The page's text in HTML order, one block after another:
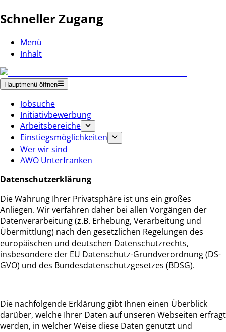
Schneller Zugang
Menü
Inhalt
Hauptmenü öffnen
Jobsuche
Initiativbewerbung
Arbeitsbereiche
Einstiegsmöglichkeiten
Wer wir sind
AWO Unterfranken
Datenschutzerklärung
Die Wahrung Ihrer Privatsphäre ist uns ein großes
Anliegen. Wir verfahren daher bei allen Vorgängen der
Datenverarbeitung (z.B. Erhebung, Verarbeitung und
Übermittlung) nach den gesetzlichen Regelungen des
europäischen und deutschen Datenschutzrechts,
insbesondere der EU Datenschutz-Grundverordnung (DS-
GVO) und des Bundesdatenschutzgesetzes (BDSG).
Die nachfolgende Erklärung gibt Ihnen einen Überblick
darüber, welche Ihrer Daten auf unseren Webseiten erfragt
werden, in welcher Weise diese Daten genutzt und